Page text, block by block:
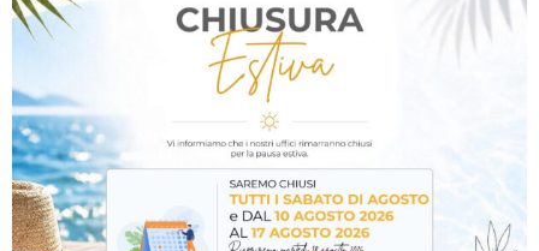
Lunghezza mm
Aggiungi al carrello